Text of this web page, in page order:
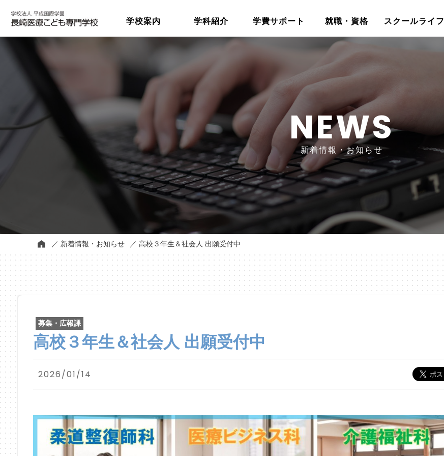
学校案内 学科紹介 学費サポート 就職・資格 スクールライフ
NEWS
新着情報・お知らせ
新着情報・お知らせ 高校３年生＆社会人 出願受付中
募集・広報課
高校３年生＆社会人 出願受付中
2026/01/14